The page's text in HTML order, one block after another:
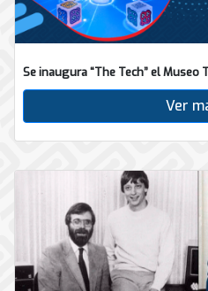
Se inaugura “The Tech” el
Ver